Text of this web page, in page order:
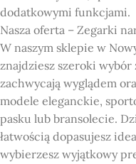
dodatkowymi funkcjami.
Nasza oferta – Zegarki
W naszym sklepie w
znajdziesz szeroki
zachwycają wyglądem
modele eleganckie,
pasku lub bransolecie.
łatwością dopasujesz
wybierzesz wyjątkowy